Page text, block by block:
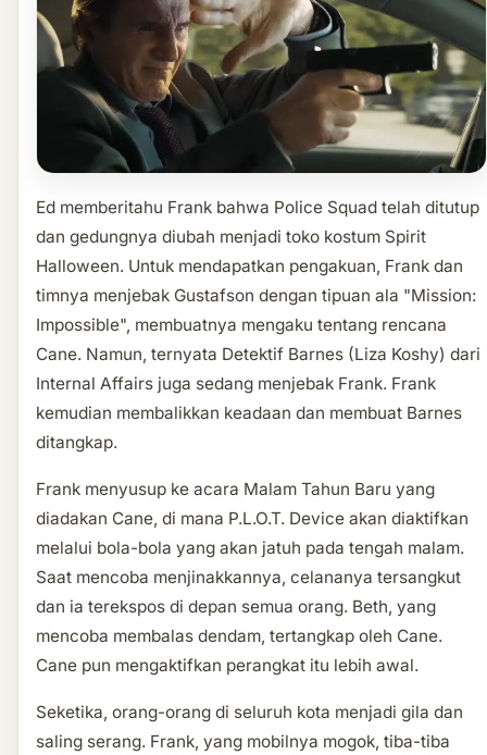
Ed memberitahu Frank bahwa Police Squad telah ditutup
dan gedungnya diubah menjadi toko kostum Spirit
Halloween. Untuk mendapatkan pengakuan, Frank dan
timnya menjebak Gustafson dengan tipuan ala "Mission:
Impossible", membuatnya mengaku tentang rencana
Cane. Namun, ternyata Detektif Barnes (Liza Koshy) dari
Internal Affairs juga sedang menjebak Frank. Frank
kemudian membalikkan keadaan dan membuat Barnes
ditangkap.
Frank menyusup ke acara Malam Tahun Baru yang
diadakan Cane, di mana P.L.O.T. Device akan diaktifkan
melalui bola-bola yang akan jatuh pada tengah malam.
Saat mencoba menjinakkannya, celananya tersangkut
dan ia terekspos di depan semua orang. Beth, yang
mencoba membalas dendam, tertangkap oleh Cane.
Cane pun mengaktifkan perangkat itu lebih awal.
Seketika, orang-orang di seluruh kota menjadi gila dan
saling serang. Frank, yang mobilnya mogok, tiba-tiba